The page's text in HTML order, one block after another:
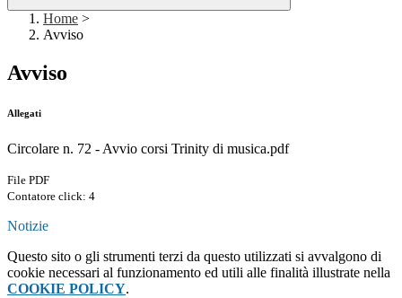
Home >
Avviso
Avviso
Allegati
Circolare n. 72 - Avvio corsi Trinity di musica.pdf
File PDF
Contatore click: 4
Notizie
Questo sito o gli strumenti terzi da questo utilizzati si avvalgono di
cookie necessari al funzionamento ed utili alle finalità illustrate nella
COOKIE POLICY.